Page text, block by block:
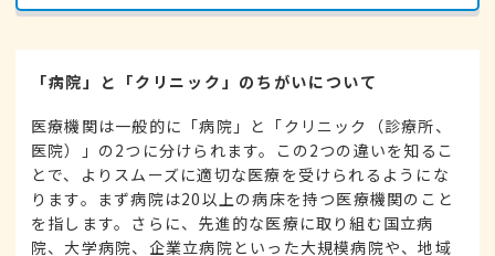
「病院」と「クリニック」のちがいについて
医療機関は一般的に「病院」と「クリニック（診療所、
医院）」の2つに分けられます。この2つの違いを知るこ
とで、よりスムーズに適切な医療を受けられるようにな
ります。まず病院は20以上の病床を持つ医療機関のこと
を指します。さらに、先進的な医療に取り組む国立病
院、大学病院、企業立病院といった大規模病院や、地域